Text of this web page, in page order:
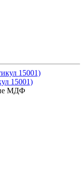
15001)
МДФ